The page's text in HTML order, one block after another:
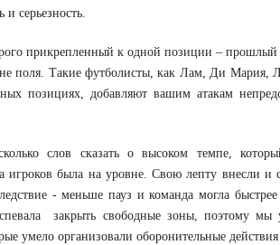
и серьезность.
прикрепленный к одной позиции – прошлый
поля. Такие футболисты, как Лам, Ди Мария,
позициях, добавляют вашим атакам
слов сказать о высоком темпе,
игроков была на уровне. Свою лепту внесли
- меньше пауз и команда могла
закрыть свободные зоны, поэтому
умело организовали оборонительные